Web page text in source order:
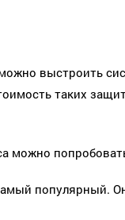
выстроить
таких
можно
популярный.